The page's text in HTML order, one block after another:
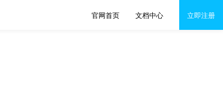
官网首页 文档中心 立即注册